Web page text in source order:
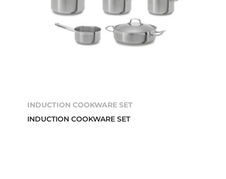
INDUCTION COOKWARE SET
INDUCTION COOKWARE SET